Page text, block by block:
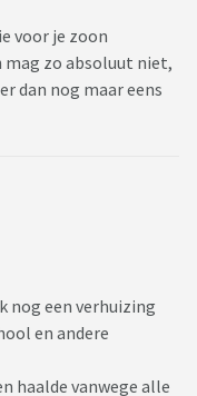
voor je zoon
mag zo absoluut niet,
dan nog maar eens
nog een verhuizing
en andere
haalde vanwege alle